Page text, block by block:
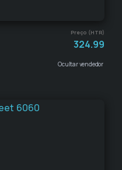
Preço (HTR)
324.99
Ocultar vendedor